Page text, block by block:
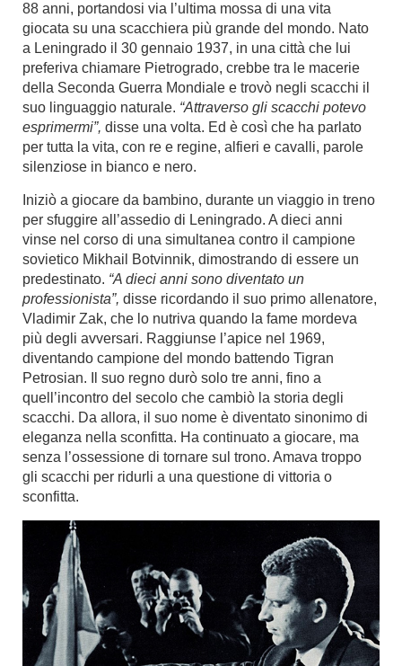
88 anni, portandosi via l’ultima mossa di una vita
giocata su una scacchiera più grande del mondo. Nato
a Leningrado il 30 gennaio 1937, in una città che lui
preferiva chiamare Pietrogrado, crebbe tra le macerie
della Seconda Guerra Mondiale e trovò negli scacchi il
suo linguaggio naturale. “Attraverso gli scacchi potevo
esprimermi”, disse una volta. Ed è così che ha parlato
per tutta la vita, con re e regine, alfieri e cavalli, parole
silenziose in bianco e nero.
Iniziò a giocare da bambino, durante un viaggio in treno
per sfuggire all’assedio di Leningrado. A dieci anni
vinse nel corso di una simultanea contro il campione
sovietico Mikhail Botvinnik, dimostrando di essere un
predestinato. “A dieci anni sono diventato un
professionista”, disse ricordando il suo primo allenatore,
Vladimir Zak, che lo nutriva quando la fame mordeva
più degli avversari. Raggiunse l’apice nel 1969,
diventando campione del mondo battendo Tigran
Petrosian. Il suo regno durò solo tre anni, fino a
quell’incontro del secolo che cambiò la storia degli
scacchi. Da allora, il suo nome è diventato sinonimo di
eleganza nella sconfitta. Ha continuato a giocare, ma
senza l’ossessione di tornare sul trono. Amava troppo
gli scacchi per ridurli a una questione di vittoria o
sconfitta.